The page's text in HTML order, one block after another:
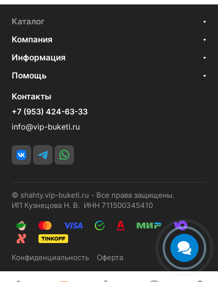
Каталог
Компания
Информация
Помощь
Контакты
+7 (953) 424-63-33
info@vip-buketi.ru
© shahty.vip-buketi.ru - Все права защищены.
ИП Кузнецова Н. В. ИНН 711500345410
Конфиденциальность Оферта